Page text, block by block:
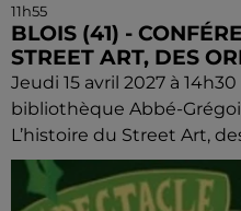
11h55
BLOIS (41) -
STREET ART, DES
Jeudi 15 avril 2027 à
bibliothèque Abbé-
L’histoire du Street Art,